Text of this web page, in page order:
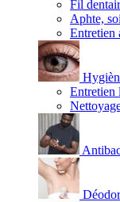
Fil
Aphte,
Entretien
Entretien